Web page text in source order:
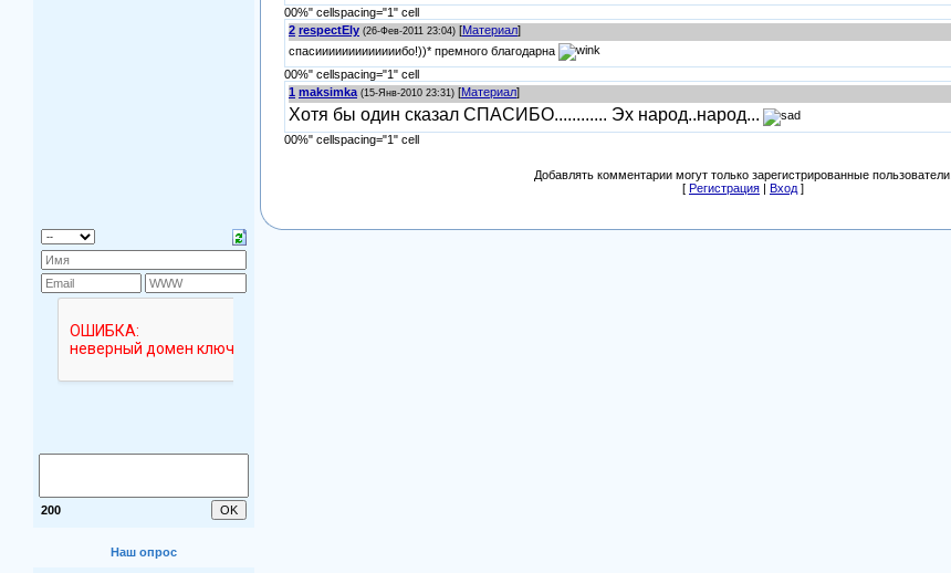
200
Наш опрос
00%" cellspacing="1" cell
2 respectEly (26-Фев-2011 23:04) [Материал]
спасииииииииииииибо!))* премного благодарна
00%" cellspacing="1" cell
1 maksimka (15-Янв-2010 23:31) [Материал]
Хотя бы один сказал СПАСИБО............ Эх народ..народ...
00%" cellspacing="1" cell
Добавлять комментарии могут только зарегистрированные пользователи.
[ Регистрация | Вход ]